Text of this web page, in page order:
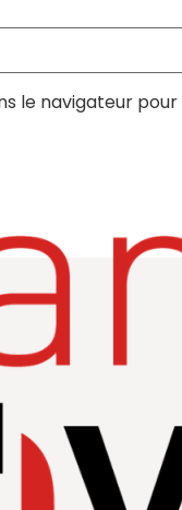
le navigateur